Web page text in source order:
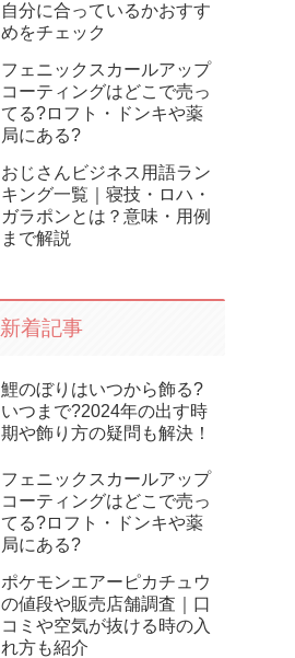
自分に合っているかおすす
めをチェック
フェニックスカールアップ
コーティングはどこで売っ
てる?ロフト・ドンキや薬
局にある?
おじさんビジネス用語ラン
キング一覧｜寝技・ロハ・
ガラポンとは？意味・用例
まで解説
新着記事
鯉のぼりはいつから飾る?
いつまで?2024年の出す時
期や飾り方の疑問も解決！
フェニックスカールアップ
コーティングはどこで売っ
てる?ロフト・ドンキや薬
局にある?
ポケモンエアーピカチュウ
の値段や販売店舗調査｜口
コミや空気が抜ける時の入
れ方も紹介